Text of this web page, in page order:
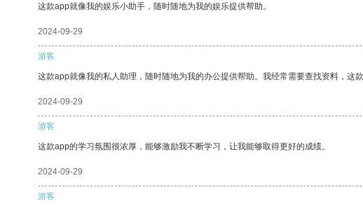
这款app就像我的娱乐小助手，随时随地为我的娱乐提供帮助。
2024-09-29
游客
这款app就像我的私人助理，随时随地为我的办公提供帮助。我经常需要查找资料，这
2024-09-29
游客
这款app的学习氛围很浓厚，能够激励我不断学习，让我能够取得更好的成绩。
2024-09-29
游客